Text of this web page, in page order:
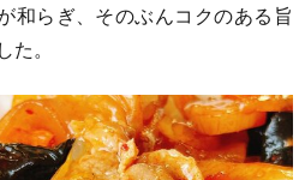
和らぎ、そのぶんコクのある旨
。